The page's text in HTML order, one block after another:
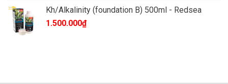
Kh/Alkalinity (foundation B) 500ml - Redsea
1.500.000₫